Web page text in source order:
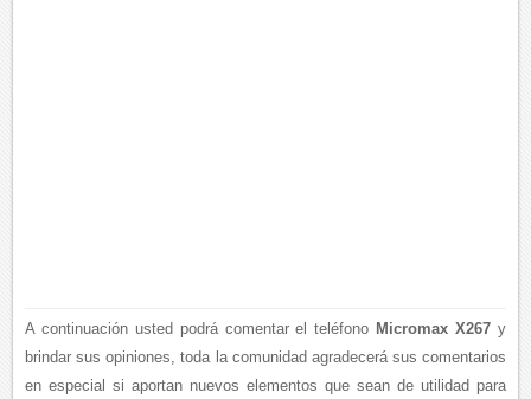
A continuación usted podrá comentar el teléfono Micromax X267y
brindar sus opiniones, toda la comunidad agradecerá sus comentarios
en especial si aportan nuevos elementos que sean de utilidad para